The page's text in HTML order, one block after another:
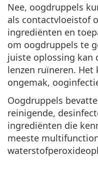
Nee, oogdruppels
als contactvloeistof
ingrediënten en
om oogdruppels te
juiste oplossing kan
lenzen ruïneren.
ongemak,
Oogdruppels
reinigende,
ingrediënten die
meeste